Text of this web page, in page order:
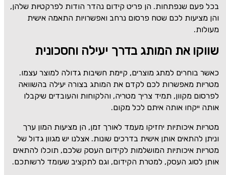
בכל פעם שנפתחות. הן פריט קידום נהדר הודות לפרקטיות שלהן,
והן מציעות לכם שטח פרסום נרחב ואפשרויות התאמה אישית
מעולות.
שווקו את המותג בדרך יעילה וחסכונית
כאשר בוחרים למתג מוצרים, קיימת חשיבות גדולה למוצר עצמו.
מטריות מאפשרות לכם לקדם את המותג בצורה יעילה בהשוואה
לפרסום מקוון, תמיד צריך מטריה, והלקוחות והעובדים שיקבלו
אותה ייקחו אותה איתם לכל מקום.
מטריות איכותיות יחזיקו מעמד לאורך זמן, הן מציעות המון ערך
וניתן להתאים אותן אישית בדרכים שונות. אצלנו יש מגוון גדול של
מטריות איכותיות המושלמות לקידום העסק שלכם, תוכלו להתאים
אותן לסוג העסק, למטרת הקידום, וגם לתקציב שעומד לרשותכם.